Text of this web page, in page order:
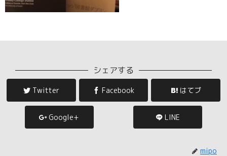
シェアする
Twitter Facebook はてブ
Google+ LINE
mipo